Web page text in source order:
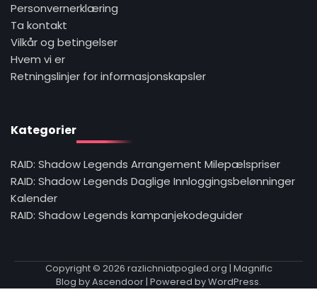
Personvernerklæring
Ta kontakt
Vilkår og betingelser
Hvem vi er
Retningslinjer for informasjonskapsler
Kategorier
RAID: Shadow Legends Arrangement Milepælspriser
RAID: Shadow Legends Daglige Innloggingsbelønninger
Kalender
RAID: Shadow Legends kampanjekodeguider
Copyright © 2026 razlichniatpogled.org | Magnific
Blog byAscendoor| Powered byWordPress.